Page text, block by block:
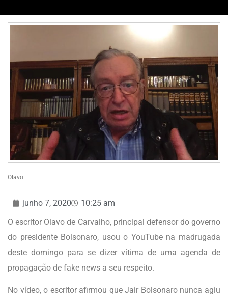
Olavo
junho 7, 2020
10:25 am
O escritor Olavo de Carvalho, principal defensor do governo
do presidente Bolsonaro, usou o YouTube na madrugada
deste domingo para se dizer vítima de uma agenda de
propagação de fake news a seu respeito.
No vídeo, o escritor afirmou que Jair Bolsonaro nunca agiu